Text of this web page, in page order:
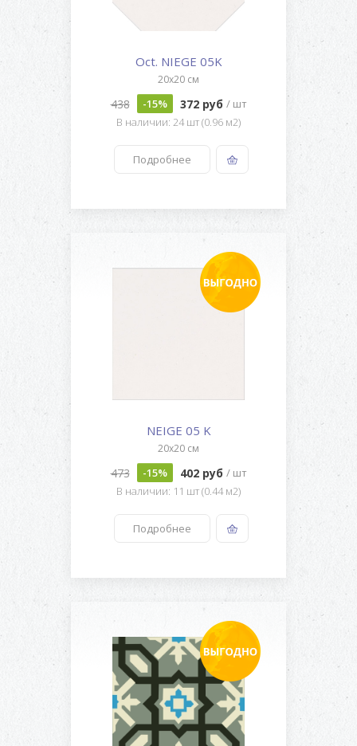
Oct. NIEGE 05K
20x20 см
438 -15% 372 руб / шт
В наличии: 24 шт (0.96 м2)
Подробнее
NEIGE 05 K
20x20 см
473 -15% 402 руб / шт
В наличии: 11 шт (0.44 м2)
Подробнее